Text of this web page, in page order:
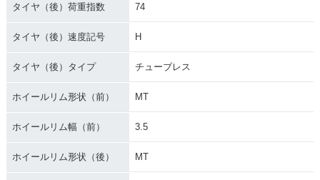
G SE・マイナーチェ
G・マイナーチェン
タイヤ（後）荷重指数 74
タイヤ（後）速度記号 H
タイヤ（後）タイプ チューブレス
ホイールリム形状（前） MT
ホイールリム幅（前） 3.5
ホイールリム形状（後） MT